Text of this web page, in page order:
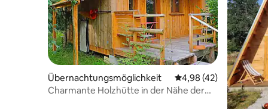
Übernachtungsmöglichkeit Durchschnittliche
4,98 (42)
Charmante Holzhütte in der Nähe der